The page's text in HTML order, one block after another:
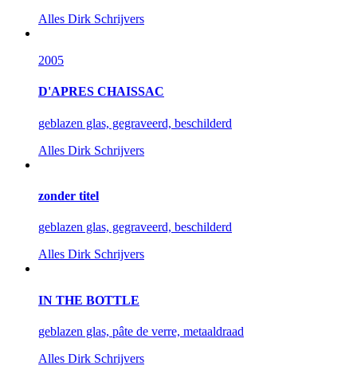
Alles Dirk Schrijvers
2005
D'APRES CHAISSAC
geblazen glas, gegraveerd, beschilderd
Alles Dirk Schrijvers
zonder titel
geblazen glas, gegraveerd, beschilderd
Alles Dirk Schrijvers
IN THE BOTTLE
geblazen glas, pâte de verre, metaaldraad
Alles Dirk Schrijvers